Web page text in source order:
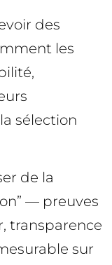
des
les
sélection
de la
— preuves
transparence
sur